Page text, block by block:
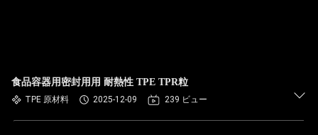
食品容器用密封用用 耐熱性 TPE TPR粒
TPE 原材料 2025-12-09 239 ビュー